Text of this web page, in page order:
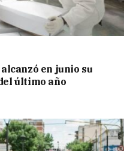
en junio su
último año